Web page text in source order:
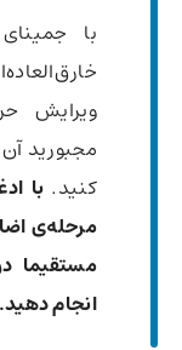
با
ویرایش
مجبورید آن
کنید. با
مرحله‌ی
مستقیما
انجام دهید.